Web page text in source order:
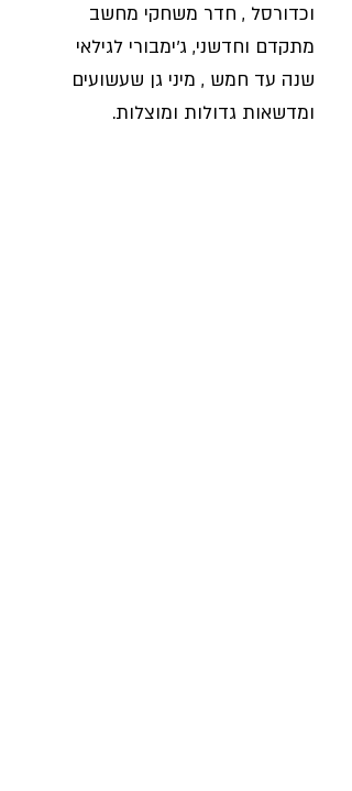
וכדורסל , חדר משחקי מחשב
מתקדם וחדשני, ג'ימבורי לגילאי
שנה עד חמש , מיני גן שעשועים
ומדשאות גדולות ומוצלות.